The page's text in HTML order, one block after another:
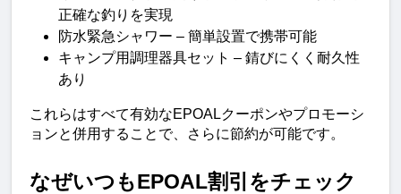
正確な釣りを実現
防水緊急シャワー – 簡単設置で携帯可能
キャンプ用調理器具セット – 錆びにくく耐久性
あり
これらはすべて有効なEPOALクーポンやプロモーシ
ョンと併用することで、さらに節約が可能です。
なぜいつもEPOAL割引をチェック